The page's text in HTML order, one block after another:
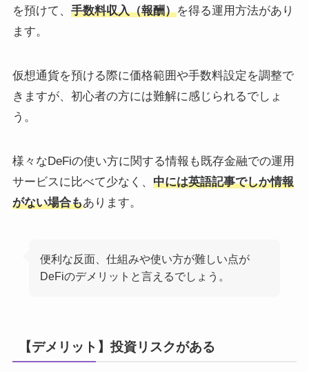
を預けて、 手数料収入（報酬）を得る運用方法があり
ます。
仮想通貨を預ける際に価格範囲や手数料設定を調整で
きますが、初心者の方には難解に感じられるでしょ
う。
様々なDeFiの使い方に関する情報も既存金融での運用
サービスに比べて少なく、 中には英語記事でしか情報
がない場合もあります。
便利な反面、仕組みや使い方が難しい点が
DeFiのデメリットと言えるでしょう。
【デメリット】投資リスクがある